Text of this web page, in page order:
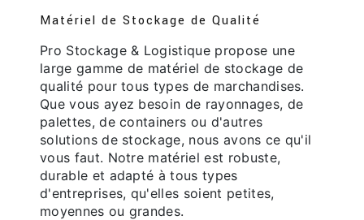
Matériel de Stockage de Qualité
Pro Stockage & Logistique propose une
large gamme de matériel de stockage de
qualité pour tous types de marchandises.
Que vous ayez besoin de rayonnages, de
palettes, de containers ou d'autres
solutions de stockage, nous avons ce qu'il
vous faut. Notre matériel est robuste,
durable et adapté à tous types
d'entreprises, qu'elles soient petites,
moyennes ou grandes.